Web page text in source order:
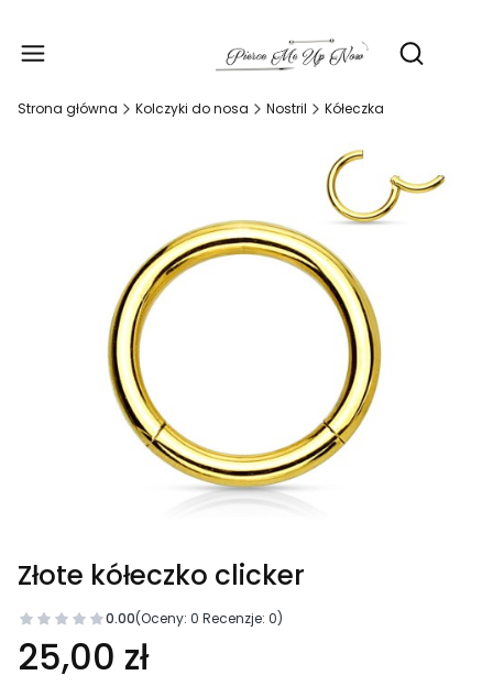
Otwórz
Strona główna Kolczyki do nosa Nostril Kółeczka
Złote kółeczko clicker
0.00(Oceny: 0 Recenzje: 0)
25,00 zł